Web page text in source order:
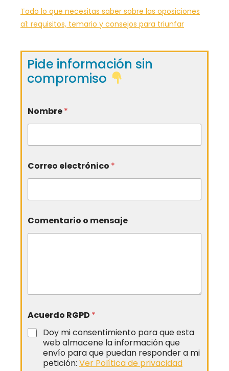
Todo lo que necesitas saber sobre las oposiciones
a1: requisitos, temario y consejos para triunfar
Pide información sin
compromiso
Nombre*
Correo electrónico *
Comentario o mensaje
Acuerdo RGPD *
Doy mi consentimiento para que esta
web almacene la información que
envío para que puedan responder a mi
petición: Ver Política de privacidad